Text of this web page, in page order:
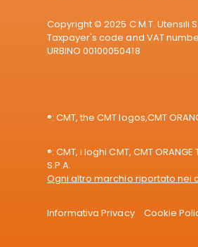
Copyright © 2025 C.M.T. Utensili
Taxpayer's code and VAT
URBINO 00100050418
®: CMT, the CMT logos,CMT
®: CMT, i loghi CMT, CMT
S.P.A.
Ogni altro marchio riportato nei
Informativa Privacy Cookie